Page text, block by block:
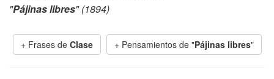
"Pájinas libres" (1894)
+ Frases de Clase + Pensamientos de "Pájinas libres"